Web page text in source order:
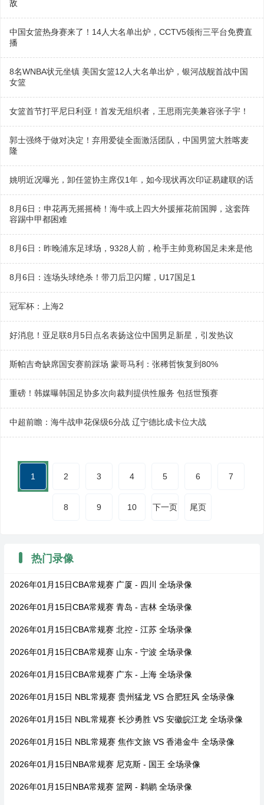
敌
中国女篮热身赛来了！14人大名单出炉，CCTV5领衔三平台免费直
播
8名WNBA状元坐镇 美国女篮12人大名单出炉，银河战舰首战中国
女篮
女篮首节打平尼日利亚！首发无组织者，王思雨完美兼容张子宇！
郭士强终于做对决定！弃用爱徒全面激活团队，中国男篮大胜喀麦
隆
姚明近况曝光，卸任篮协主席仅1年，如今现状再次印证易建联的话
8月6日：申花再无摇摇椅！海牛或上四大外援摧花前国脚，这套阵
容踢中甲都困难
8月6日：昨晚浦东足球场，9328人前，枪手主帅竟称国足未来是他
8月6日：连场头球绝杀！带刀后卫闪耀，U17国足1
冠军杯：上海2
好消息！亚足联8月5日点名表扬这位中国男足新星，引发热议
斯帕吉奇缺席国安赛前踩场 蒙哥马利：张稀哲恢复到80%
重磅！韩媒曝韩国足协多次向裁判提供性服务 包括世预赛
中超前瞻：海牛战申花保级6分战 辽宁德比成卡位大战
1 2 3 4 5 6 7
8 9 10 下一页 尾页
热门录像
2026年01月15日CBA常规赛 广厦 - 四川 全场录像
2026年01月15日CBA常规赛 青岛 - 吉林 全场录像
2026年01月15日CBA常规赛 北控 - 江苏 全场录像
2026年01月15日CBA常规赛 山东 - 宁波 全场录像
2026年01月15日CBA常规赛 广东 - 上海 全场录像
2026年01月15日 NBL常规赛 贵州猛龙 VS 合肥狂风 全场录像
2026年01月15日 NBL常规赛 长沙勇胜 VS 安徽皖江龙 全场录像
2026年01月15日 NBL常规赛 焦作文旅 VS 香港金牛 全场录像
2026年01月15日NBA常规赛 尼克斯 - 国王 全场录像
2026年01月15日NBA常规赛 篮网 - 鹈鹕 全场录像